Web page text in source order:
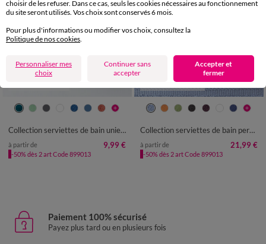
Collection serviettes de bain unies - confort luxe 540g/m²
à partir de 9,99 €
-50% dès 2 art Code 899013
Personnalisable
Collection serviettes de bain personnalisées - confort moelleux 420 g/m²
à partir de 21,99 €
-50% dès 2 art Code 899013
Paiement 100% sécurisé
Payez plus tard ou en plusieurs fois
choisir de les refuser. Dans ce cas, seuls les cookies nécessaires au fonctionnement
du site seront utilisés. Vos choix sont conservés 6 mois.
Pour plus d'informations ou modifier vos choix, consultez la
Politique de nos cookies
Personnaliser mes
choix
Continuer sans
accepter
Accepter et
fermer